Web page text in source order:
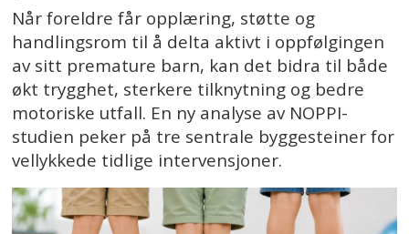
Når foreldre får opplæring, støtte og
handlingsrom til å delta aktivt i oppfølgingen
av sitt premature barn, kan det bidra til både
økt trygghet, sterkere tilknytning og bedre
motoriske utfall. En ny analyse av NOPPI-
studien peker på tre sentrale byggesteiner for
vellykkede tidlige intervensjoner.